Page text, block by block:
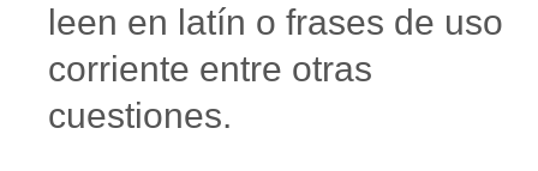
leen en latín o frases de uso
corriente entre otras
cuestiones.